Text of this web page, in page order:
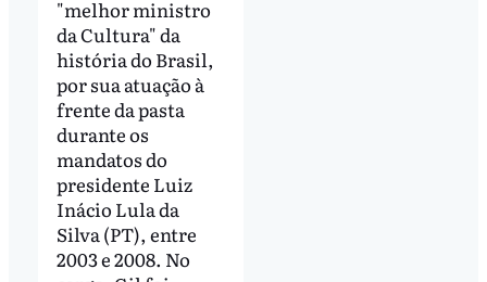
"melhor ministro
da Cultura" da
história do Brasil,
por sua atuação à
frente da pasta
durante os
mandatos do
presidente Luiz
Inácio Lula da
Silva (PT), entre
2003 e 2008. No